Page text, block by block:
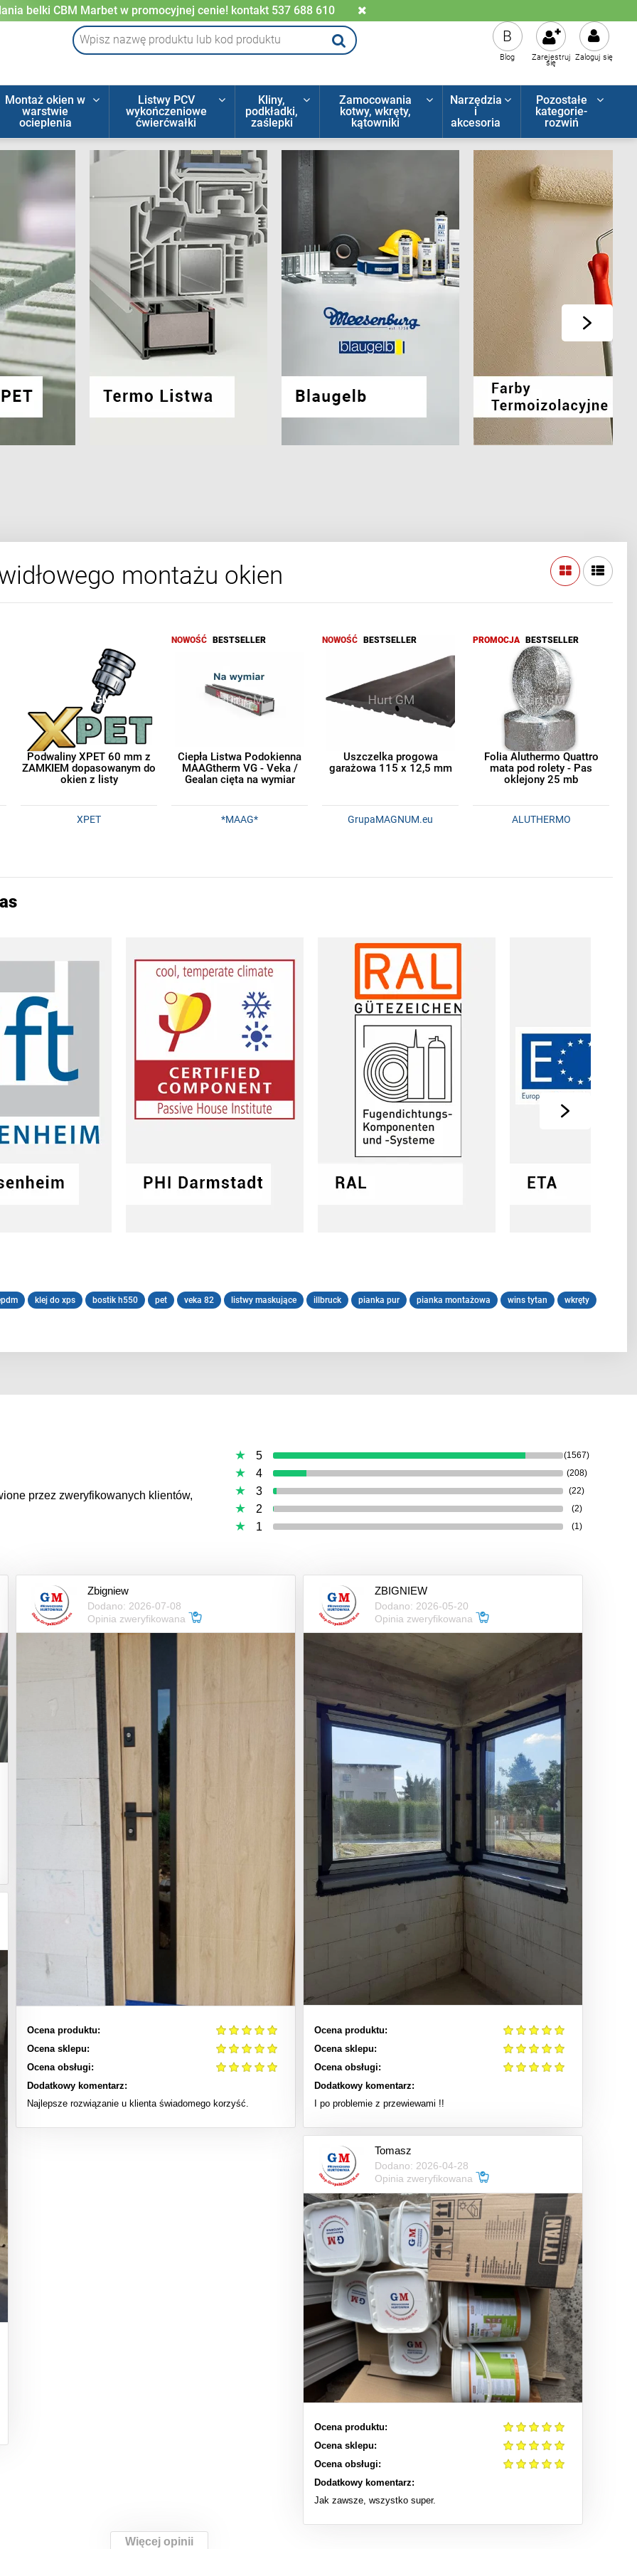
belki CBM Marbet w promocyjnej cenie! kontakt 537 688 610
B
Blog Zaloguj się
Zarejestruj
się
Montaż okien w
warstwie
ocieplenia
Listwy PCV
wykończeniowe
ćwierćwałki
Kliny,
podkładki,
zaślepki
Zamocowania
kotwy, wkręty,
kątowniki
Narzędzia
i
akcesoria
Pozostałe
kategorie-
rozwiń
montażu okien
Podwaliny XPET 60 mm z
ZAMKIEM dopasowanym do
okien z listy
XPET
Ciepła Listwa Podokienna
MAAGtherm VG - Veka /
Gealan cięta na wymiar
*MAAG*
NOWOŚĆ BESTSELLER
Uszczelka progowa
garażowa 115 x 12,5 mm
GrupaMAGNUM.eu
NOWOŚĆ BESTSELLER
Folia Aluthermo Quattro
mata pod rolety - Pas
oklejony 25 mb
ALUTHERMO
PROMOCJA BESTSELLER
klej do xps bostik h550 pet veka 82 listwy maskujące illbruck pianka pur pianka montażowa wins tytan wkręty
przez zweryfikowanych klientów,
5 (1567)
4 (208)
3 (22)
2 (2)
1 (1)
Zbigniew
Dodano: 2026-07-08
Opinia zweryfikowana
Ocena produktu:
Ocena sklepu:
Ocena obsługi:
Dodatkowy komentarz:
Najlepsze rozwiązanie u klienta świadomego korzyść.
ZBIGNIEW
Dodano: 2026-05-20
Opinia zweryfikowana
Ocena produktu:
Ocena sklepu:
Ocena obsługi:
Dodatkowy komentarz:
I po problemie z przewiewami !!
Tomasz
Dodano: 2026-04-28
Opinia zweryfikowana
Ocena produktu:
Ocena sklepu:
Ocena obsługi:
Dodatkowy komentarz:
Jak zawsze, wszystko super.
Więcej opinii